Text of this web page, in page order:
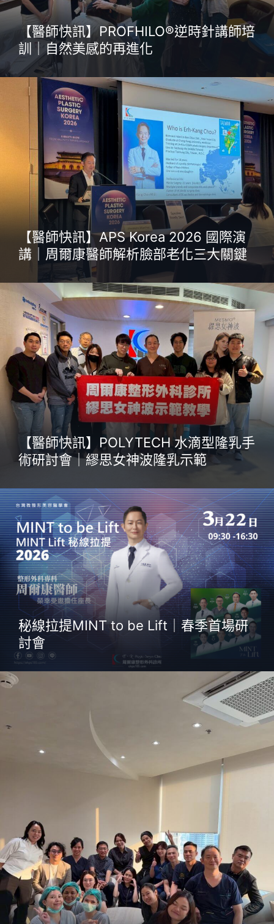
【醫師快訊】PROFHILO®逆時針講師培
訓｜自然美感的再進化
【醫師快訊】APS Korea 2026 國際演
講｜周爾康醫師解析臉部老化三大關鍵
【醫師快訊】POLYTECH 水滴型隆乳手
術研討會｜繆思女神波隆乳示範
秘線拉提MINT to be Lift｜春季首場研
討會